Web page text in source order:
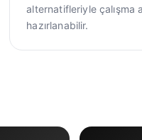
alternatifleriyle çalışma
hazırlanabilir.